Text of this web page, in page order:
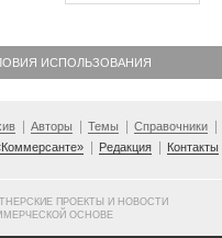
ИСПОЛЬЗОВАНИЯ
Авторы Темы Справочники
Редакция Контакты
ПРОЕКТЫ И НОВОСТИ
ОСНОВЕ